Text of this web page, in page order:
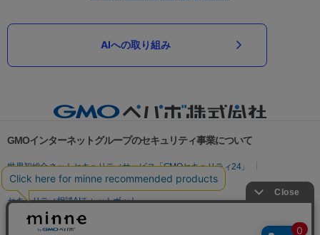
AIへの取り組み
GMOインターネットグループのセキュリティ事業について
世界初総合ネットセキュリティサービス「GMOセキュリティ24」
パスワード漏洩診断
Webサイトリスク診断
セキュリティ相談AIチャットボット
実在証明・盗聴対策